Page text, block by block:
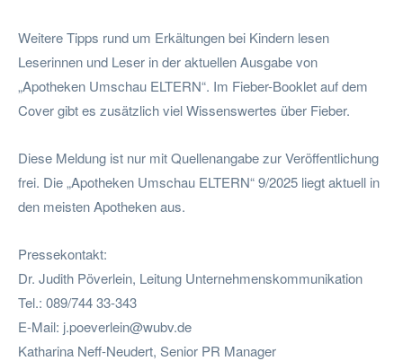
Weitere Tipps rund um Erkältungen bei Kindern lesen
Leserinnen und Leser in der aktuellen Ausgabe von
„Apotheken Umschau ELTERN“. Im Fieber-Booklet auf dem
Cover gibt es zusätzlich viel Wissenswertes über Fieber.
Diese Meldung ist nur mit Quellenangabe zur Veröffentlichung
frei. Die „Apotheken Umschau ELTERN“ 9/2025 liegt aktuell in
den meisten Apotheken aus.
Pressekontakt:
Dr. Judith Pöverlein, Leitung Unternehmenskommunikation
Tel.: 089/744 33-343
E-Mail: j.poeverlein@wubv.de
Katharina Neff-Neudert, Senior PR Manager